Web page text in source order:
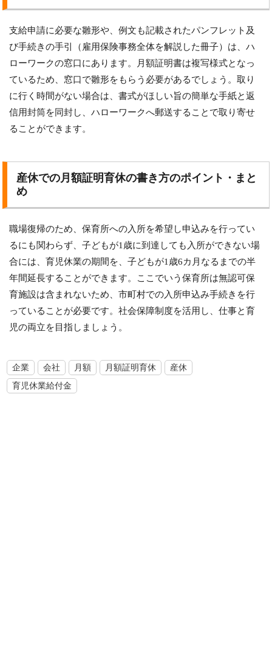
支給申請に必要な雛形や、例文も記載されたパンフレット及
び手続きの手引（雇用保険事務全体を解説した冊子）は、ハ
ローワークの窓口にあります。月額証明書は複写様式となっ
ているため、窓口で雛形をもらう必要があるでしょう。取り
に行く時間がない場合は、書式がほしい旨の簡単な手紙と返
信用封筒を同封し、ハローワークへ郵送することで取り寄せ
ることができます。
産休での月額証明育休の書き方のポイント・まと
め
職場復帰のため、保育所への入所を希望し申込みを行ってい
るにも関わらず、子どもが1歳に到達しても入所ができない場
合には、育児休業の期間を、子どもが1歳6カ月なるまでの半
年間延長することができます。ここでいう保育所は無認可保
育施設は含まれないため、市町村での入所申込み手続きを行
っていることが必要です。社会保障制度を活用し、仕事と育
児の両立を目指しましょう。
企業 会社 月額 月額証明育休
産休
育児休業給付金